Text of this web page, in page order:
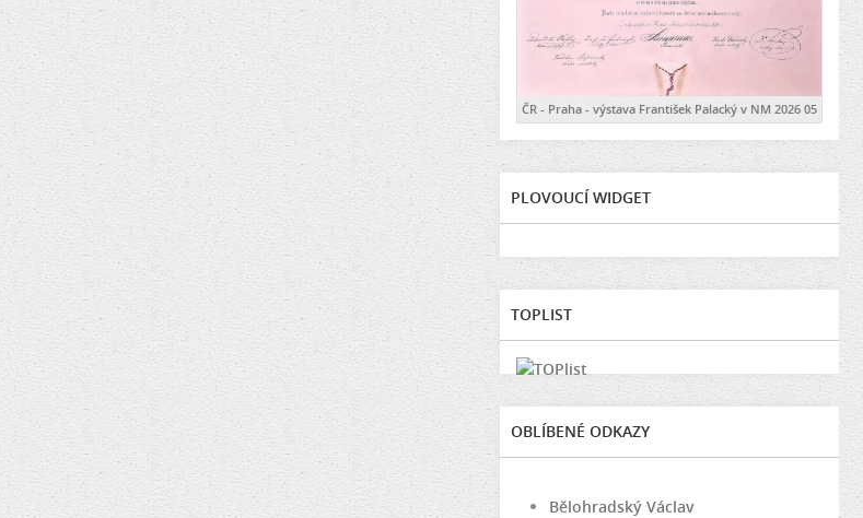
ČR - Praha - výstava František Palacký v NM 2026 05
PLOVOUCÍ WIDGET
TOPLIST
OBLÍBENÉ ODKAZY
Bělohradský Václav